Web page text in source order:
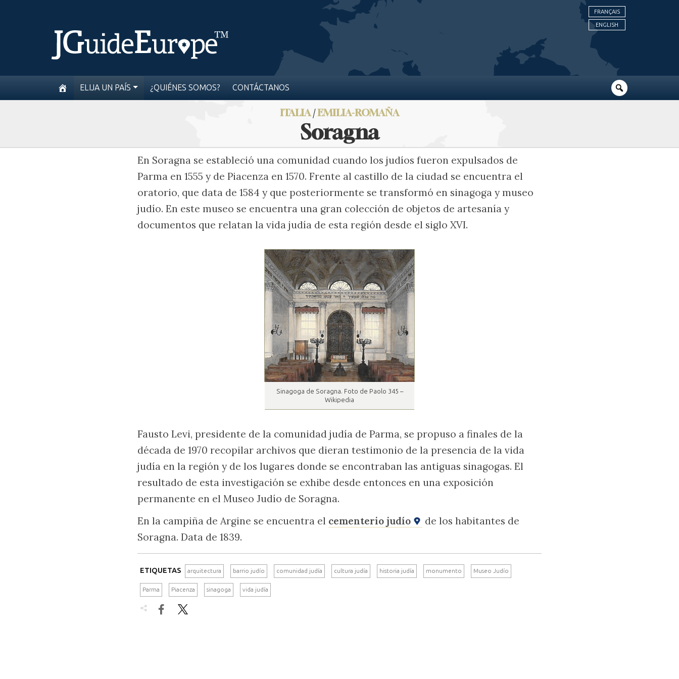
FRANÇAIS
ENGLISH
ELIJA UN PAÍS ¿QUIÉNES SOMOS? CONTÁCTANOS
ITALIA/EMILIA-ROMAÑA
Soragna
En Soragna se estableció una comunidad cuando los judíos fueron expulsados de
Parma en 1555 y de Piacenza en 1570. Frente al castillo de la ciudad se encuentra el
oratorio, que data de 1584 y que posteriormente se transformó en sinagoga y museo
judío. En este museo se encuentra una gran colección de objetos de artesanía y
documentos que relatan la vida judía de esta región desde el siglo XVI.
Sinagoga de Soragna. Foto de Paolo 345 –
Wikipedia
Fausto Levi, presidente de la comunidad judía de Parma, se propuso a finales de la
década de 1970 recopilar archivos que dieran testimonio de la presencia de la vida
judía en la región y de los lugares donde se encontraban las antiguas sinagogas. El
resultado de esta investigación se exhibe desde entonces en una exposición
permanente en el Museo Judío de Soragna.
En la campiña de Argine se encuentra el cementerio judío
de los habitantes de
Soragna. Data de 1839.
ETIQUETAS arquitectura barrio judío comunidad judía cultura judía historia judía monumento Museo Judío
Parma Piacenza sinagoga vida judía
 